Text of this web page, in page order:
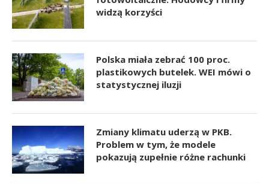
widzą korzyści
Polska miała zebrać 100 proc.
plastikowych butelek. WEI mówi o
statystycznej iluzji
Zmiany klimatu uderzą w PKB.
Problem w tym, że modele
pokazują zupełnie różne rachunki